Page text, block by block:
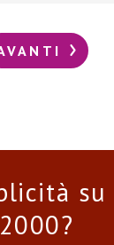
su
2000?